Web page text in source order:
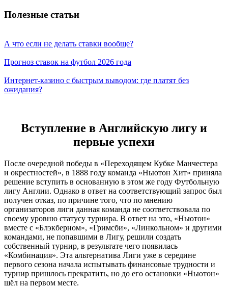
Полезные статьи
А что если не делать ставки вообще?
Прогноз ставок на футбол 2026 года
Интернет-казино с быстрым выводом: где платят без
ожидания?
Вступление в Английскую лигу и
первые успехи
После очередной победы в «Переходящем Кубке Манчестера
и окрестностей», в 1888 году команда «Ньютон Хит» приняла
решение вступить в основанную в этом же году Футбольную
лигу Англии. Однако в ответ на соответствующий запрос был
получен отказ, по причине того, что по мнению
организаторов лиги данная команда не соответствовала по
своему уровню статусу турнира. В ответ на это, «Ньютон»
вместе с «Блэкберном», «Гримсби», «Линкольном» и другими
командами, не попавшими в Лигу, решили создать
собственный турнир, в результате чего появилась
«Комбинация». Эта альтернатива Лиги уже в середине
первого сезона начала испытывать финансовые трудности и
турнир пришлось прекратить, но до его остановки «Ньютон»
шёл на первом месте.